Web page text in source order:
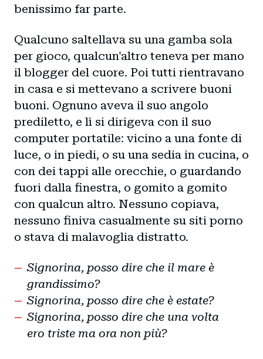
benissimo far parte.
Qualcuno saltellava su una gamba sola
per gioco, qualcun'altro teneva per mano
il blogger del cuore. Poi tutti rientravano
in casa e si mettevano a scrivere buoni
buoni. Ognuno aveva il suo angolo
prediletto, e lì si dirigeva con il suo
computer portatile: vicino a una fonte di
luce, o in piedi, o su una sedia in cucina, o
con dei tappi alle orecchie, o guardando
fuori dalla finestra, o gomito a gomito
con qualcun altro. Nessuno copiava,
nessuno finiva casualmente su siti porno
o stava di malavoglia distratto.
Signorina, posso dire che il mare è
grandissimo?
Signorina, posso dire che è estate?
Signorina, posso dire che una volta
ero triste ma ora non più?